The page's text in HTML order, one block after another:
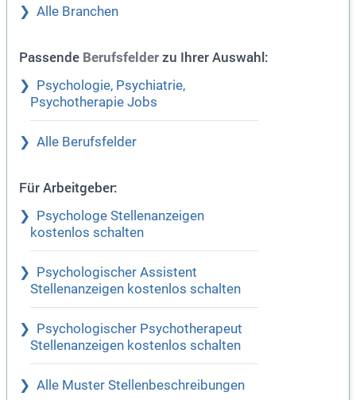
Alle Branchen
Passende Berufsfelder zu Ihrer Auswahl:
Psychologie, Psychiatrie,
Psychotherapie Jobs
Alle Berufsfelder
Für Arbeitgeber:
Psychologe Stellenanzeigen
kostenlos schalten
Psychologischer Assistent
Stellenanzeigen kostenlos schalten
Psychologischer Psychotherapeut
Stellenanzeigen kostenlos schalten
Alle Muster Stellenbeschreibungen